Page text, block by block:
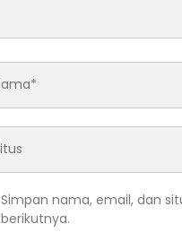
Simpan nama, email, dan
berikutnya.